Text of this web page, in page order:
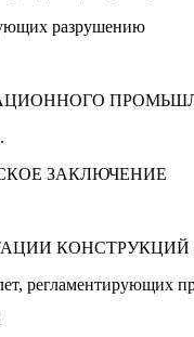
разрушению
ЗАКЛЮЧЕНИЕ